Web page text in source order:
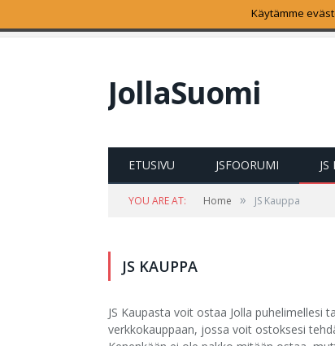
Sailfish OS
JollaSuomi
ETUSIVU JSFOORUMI
YOU ARE AT: Home » JS Kauppa
JS KAUPPA
JS Kaupasta voit ostaa Jolla puhelimellesi
verkkokauppaan, jossa voit ostoksesi
Käytämme